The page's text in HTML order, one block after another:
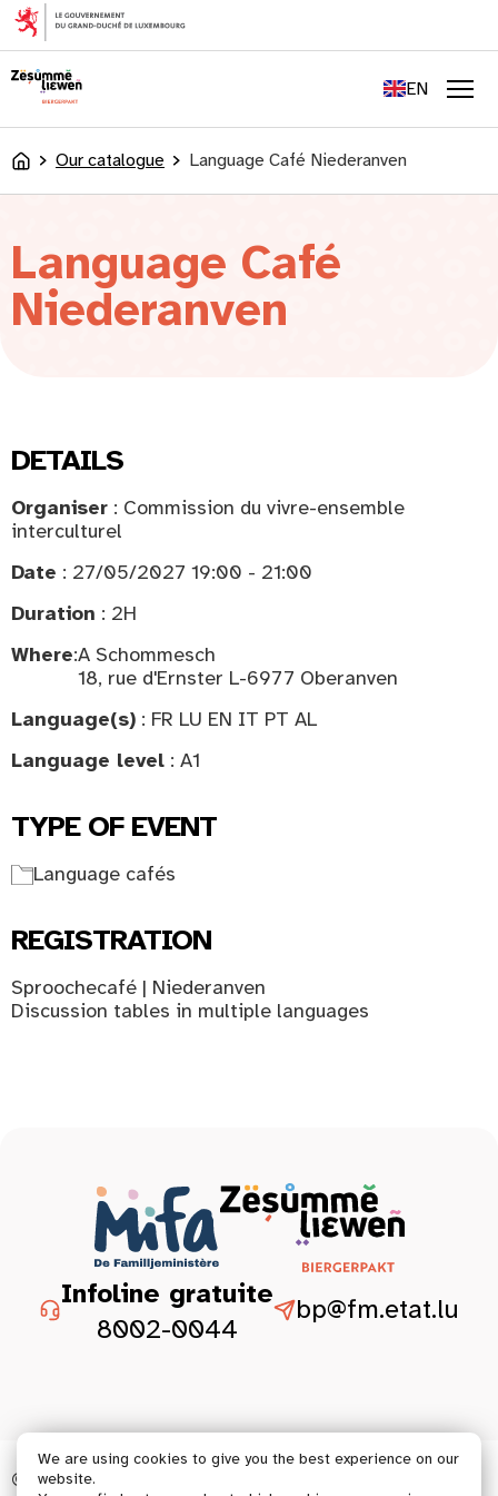
content
EN
LU
AccueilOur catalogue Language Café Niederanven
Language Café
Niederanven
DETAILS
Organiser : Commission du vivre-ensemble
interculturel
Date : 27/05/2027 19:00 - 21:00
Duration : 2H
Where:A Schommesch
18, rue d'Ernster L-6977 Oberanven
Language(s) : FR LU EN IT PT AL
Language level : A1
TYPE OF EVENT
Language cafés
REGISTRATION
Sproochecafé | Niederanven
Discussion tables in multiple languages
Infoline gratuite
8002-0044
bp@fm.etat.lu
© 2026 Tous droits réservés.
We are using cookies to give you the best experience on our
website.